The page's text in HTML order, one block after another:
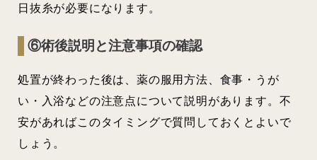
日抜糸が必要になります。
⑥術後説明と注意事項の確認
処置が終わった後は、薬の服用方法、食事・うが
い・入浴などの注意点について説明があります。不
安があればこのタイミングで質問しておくとよいで
しょう。